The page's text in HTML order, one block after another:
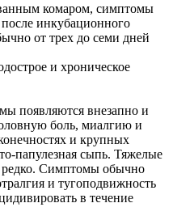
комаром, симптомы
инкубационного
от трех до семи дней
и хроническое
появляются внезапно и
боль, миалгию и
и крупных
папулезная сыпь. Тяжелые
редко. Симптомы обычно
и тугоподвижность
в течение